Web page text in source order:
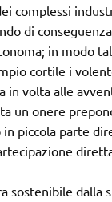
complessi
di
in modo
cortile i
in volta alle
un onere
piccola parte
sostenibile dalla